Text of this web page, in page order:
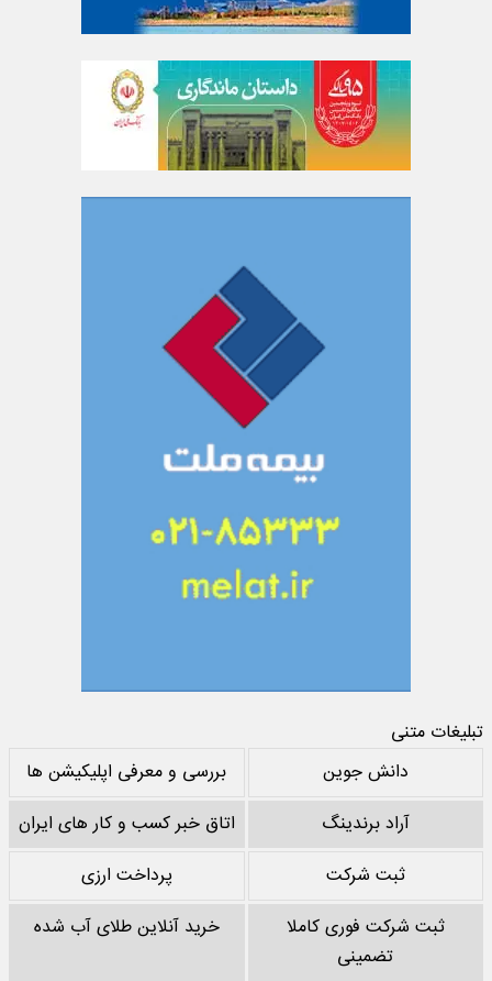
تبلیغات متنی
دانش جوین
بررسی و معرفی اپلیکیشن ها
آراد برندینگ
اتاق خبر کسب و کار های ایران
ثبت شرکت
پرداخت ارزی
ثبت شرکت فوری کاملا
تضمینی
خرید آنلاین طلای آب شده